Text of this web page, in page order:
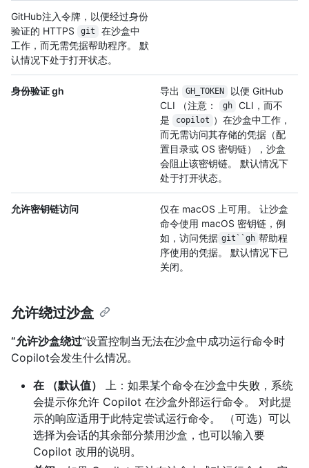
GitHub注入令牌，以便经过身份
验证的 HTTPS
git
在沙盒中
工作，而无需凭据帮助程序。 默
认情况下处于打开状态。
身份验证 gh 导出 GH_TOKEN
以便 GitHub
CLI （注意：
gh
CLI，而不
是
copilot ）在沙盒中工作，
而无需访问其存储的凭据（配
置目录或 OS 密钥链），沙盒
会阻止该密钥链。 默认情况下
处于打开状态。
允许密钥链访问
仅在 macOS 上可用。 让沙盒
命令使用 macOS 密钥链，例
如，访问凭据 git``gh 帮助程
序使用的凭据。 默认情况下已
关闭。
允许绕过沙盒
“允许沙盒绕过”设置控制当无法在沙盒中成功运行命令时
Copilot会发生什么情况。
在 （默认值）
上：如果某个命令在沙盒中失败，系统
会提示你允许 Copilot 在沙盒外部运行命令。 对此提
示的响应适用于此特定尝试运行命令。 （可选）可以
选择为会话的其余部分禁用沙盒，也可以输入要
Copilot 改用的说明。